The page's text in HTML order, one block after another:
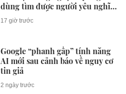
dùng tìm được người yêu nghĩa
là công ty mất một khách hàng
17 giờ trước
Google “phanh gấp” tính năng
AI mới sau cảnh báo về nguy cơ
tin giả
2 ngày trước